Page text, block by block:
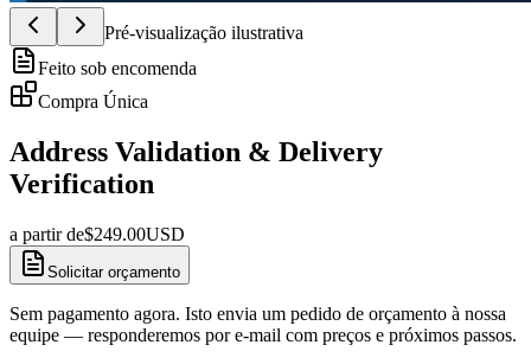
Pré-visualização ilustrativa
Feito sob encomenda
Compra Única
Address Validation & Delivery
Verification
a partir de$249.00USD
Solicitar orçamento
Sem pagamento agora. Isto envia um pedido de orçamento à nossa
equipe — responderemos por e-mail com preços e próximos passos.